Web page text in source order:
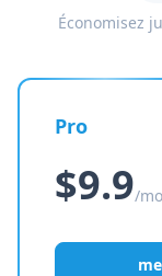
Économisez
Pro
$9.9/